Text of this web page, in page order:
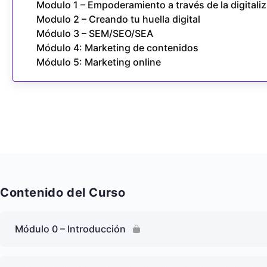
Modulo 1 – Empoderamiento a través de la
Modulo 2 – Creando tu huella digital
Módulo 3 – SEM/SEO/SEA
Módulo 4: Marketing de contenidos
Módulo 5: Marketing online
Contenido del Curso
Módulo 0 – Introducción